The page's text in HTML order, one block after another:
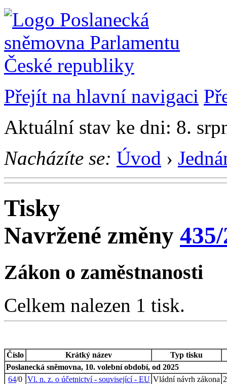
Přejít na hlavní navigaci
Aktuální stav ke dni: 8.
Nacházíte se: Úvod ›
Tisky
Navržené změny
Zákon o zaměstnanosti
Celkem nalezen 1 tisk.
Číslo Krátký název
Typ tisku
Poslanecká sněmovna, 10. volební období, od 2025
64/0 Vl. n. z. o účetnictví - související - EU Vládní návrh zákona